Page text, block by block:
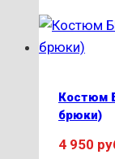
Костюм
брюки)
4 950